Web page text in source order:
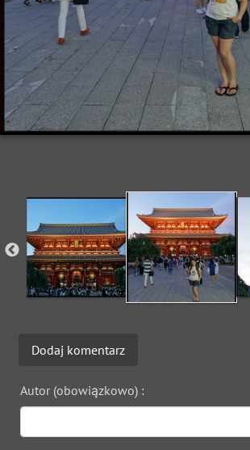
Dodaj komentarz
Autor (obowiązkowo) :